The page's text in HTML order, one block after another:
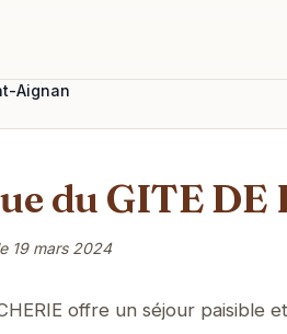
Aignan
du GITE DE
19 mars 2024
offre un séjour paisible et